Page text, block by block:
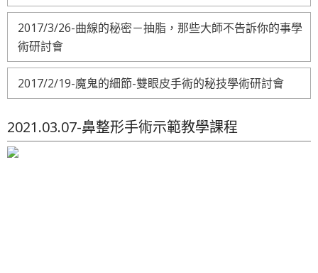
2017/3/26-曲線的秘密－抽脂，那些大師不告訴你的事學
術研討會
2017/2/19-魔鬼的細節-雙眼皮手術的秘技學術研討會
2021.03.07-鼻整形手術示範教學課程